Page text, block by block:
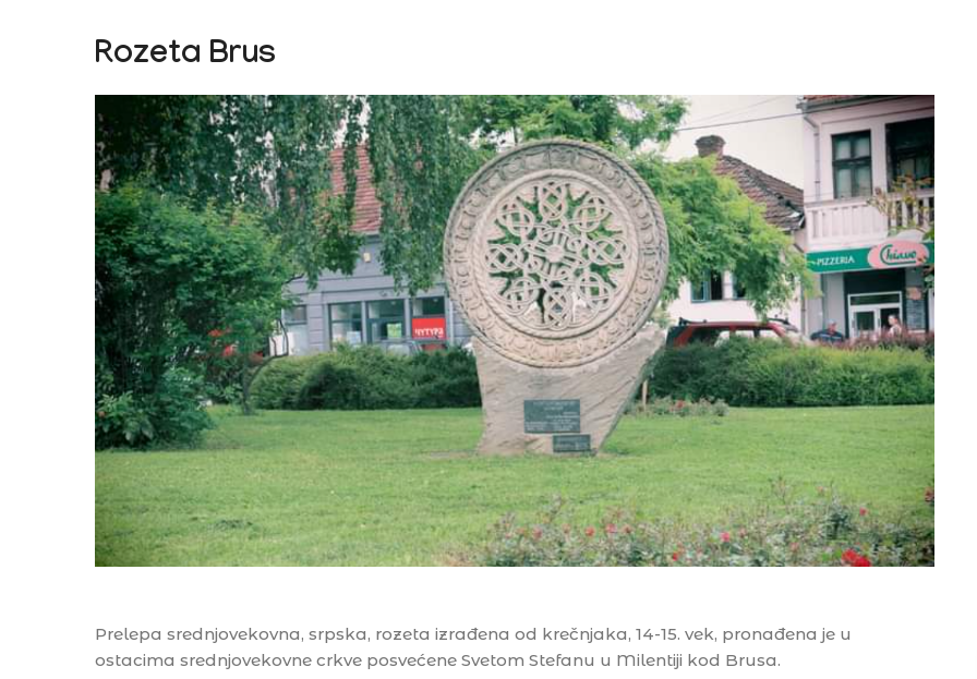
Rozeta Brus
Prelepa srednjovekovna, srpska, rozeta izrađena od krečnjaka, 14-15. vek, pronađena je u
ostacima srednjovekovne crkve posvećene Svetom Stefanu u Milentiji kod Brusa.